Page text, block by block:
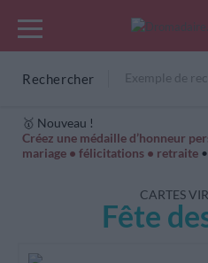
Rechercher
🥇 Nouveau !
Créez une médaille d’honneur
mariage • félicitations • retraite •
Cartes Hiver Cadeaux
CARTES
Fête